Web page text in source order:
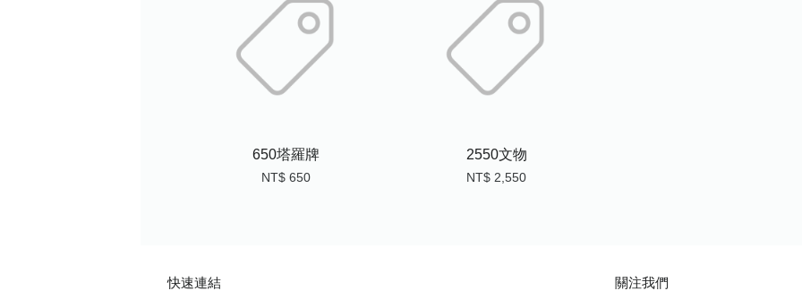
650塔羅牌
NT$ 650
2550文物
NT$ 2,550
快速連結 關注我們